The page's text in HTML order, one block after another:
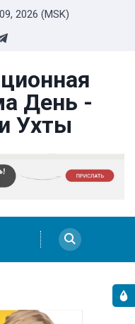
2026 (MSK)
День -
Ухты